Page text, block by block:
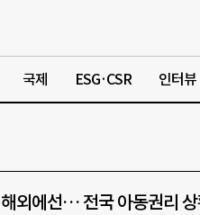
국제 ESG·CSR 인터뷰
해외에선… 전국 아동권리